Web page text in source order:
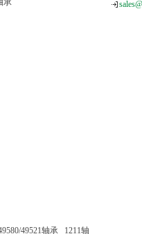
承
49521轴承 1211轴